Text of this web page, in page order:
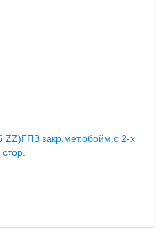
закр.мет.обойм.с 2-х
стор.